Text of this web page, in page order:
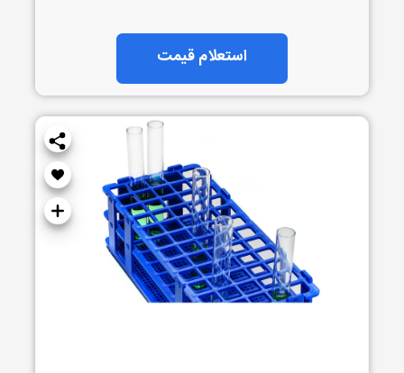
استعلام قیمت